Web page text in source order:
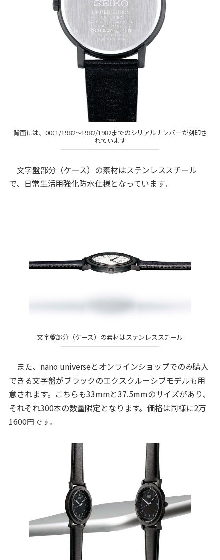
背面には、0001/1982〜1982/1982までのシリアルナンバーが刻印さ
れています
文字盤部分（ケース）の素材はステンレススチール
で、日常生活用強化防水仕様となっています。
文字盤部分（ケース）の素材はステンレススチール
また、nano universeとオンラインショップでのみ購入
できる文字盤がブラックのエクスクルーシブモデルも用
意されます。こちらも33mmと37.5mmのサイズがあり、
それぞれ300本の数量限定となります。価格は同様に2万
1600円です。